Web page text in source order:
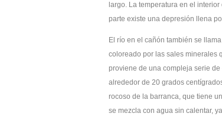
largo. La temperatura en el
parte existe una depresión llena
El río en el cañón también se llama
coloreado por las sales minerales
proviene de una compleja serie
alrededor de 20 grados
rocoso de la barranca, que tiene
se mezcla con agua sin calentar,